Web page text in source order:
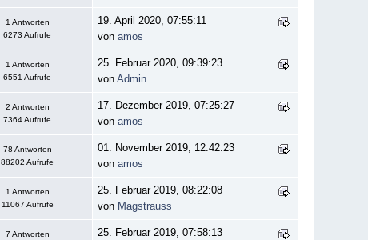
1 Antworten
6273 Aufrufe
19. April 2020, 07:55:11
vonamos
1 Antworten
6551 Aufrufe
25. Februar 2020, 09:39:23
vonAdmin
2 Antworten
7364 Aufrufe
17. Dezember 2019, 07:25:27
vonamos
78 Antworten
88202 Aufrufe
01. November 2019, 12:42:23
vonamos
1 Antworten
11067 Aufrufe
25. Februar 2019, 08:22:08
von Magstrauss
7 Antworten
25. Februar 2019, 07:58:13